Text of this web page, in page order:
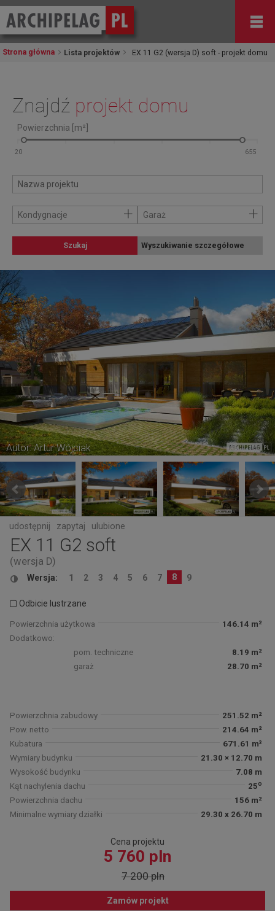
Strona główna Lista projektów EX 11 G2 (wersja D) soft - projekt domu
Znajdź projekt domu
Powierzchnia [m²]
Kondygnacje + Garaż +
Szukaj Wyszukiwanie szczegółowe
Autor: Artur Wójciak
udostępnij zapytaj ulubione
EX 11 G2 soft
(wersja D)
Wersja: 1 2 3 4 5 6 7 8 9
Odbicie lustrzane
Powierzchnia użytkowa
146.14 m²
Dodatkowo:
pom. techniczne
8.19 m²
garaż
28.70 m²
Powierzchnia zabudowy
251.52 m²
Pow. netto
214.64 m²
Kubatura
671.61 m³
Wymiary budynku
21.30 × 12.70 m
Wysokość budynku
7.08 m
Kąt nachylenia dachu
25o
Powierzchnia dachu
156 m²
Minimalne wymiary działki
29.30 x 26.70 m
Cena projektu
5 760 pln
7 200 pln
Zamów projekt